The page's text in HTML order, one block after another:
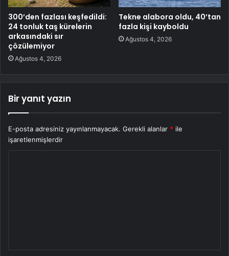
300’den fazlası keşfedildi:
24 tonluk taş kürelerin
arkasındaki sır
çözülemiyor
Ağustos 4, 2026
Tekne alabora oldu, 40’tan
fazla kişi kayboldu
Ağustos 4, 2026
Bir yanıt yazın
E-posta adresiniz yayınlanmayacak. Gerekli alanlar * ile
işaretlenmişlerdir